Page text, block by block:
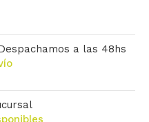
a las 48hs